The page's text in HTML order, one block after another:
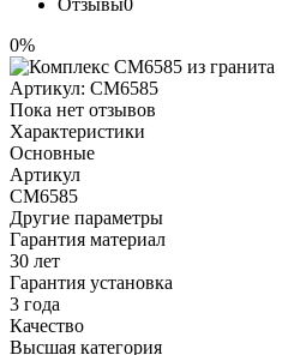
0%
Артикул: CM6585
Пока нет отзывов
Характеристики
Основные
Артикул
CM6585
Другие параметры
Гарантия материал
30 лет
Гарантия установка
3 года
Качество
Высшая категория